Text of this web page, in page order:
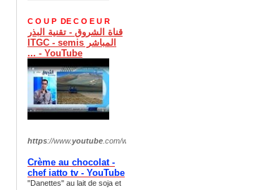
C O U P DE C O E U R
قناة الشروق - تقنية البذر
المباشر ITGC - semis
... - YouTube
https://www.youtube .com/watch?v=
Crème au chocolat -
chef iatto tv - YouTube
"Danettes" au lait de soja et